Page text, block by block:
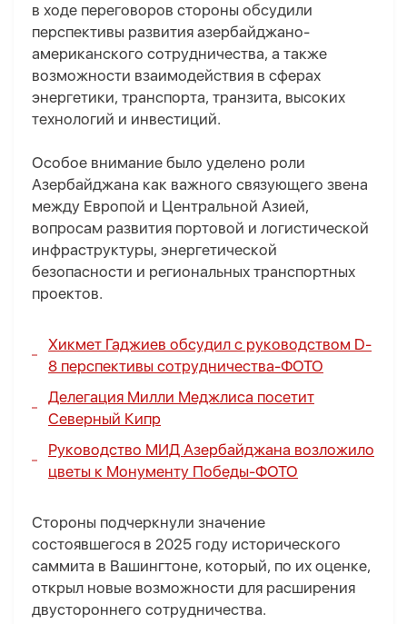
в ходе переговоров стороны обсудили
перспективы развития азербайджано-
американского сотрудничества, а также
возможности взаимодействия в сферах
энергетики, транспорта, транзита, высоких
технологий и инвестиций.
Особое внимание было уделено роли
Азербайджана как важного связующего звена
между Европой и Центральной Азией,
вопросам развития портовой и логистической
инфраструктуры, энергетической
безопасности и региональных транспортных
проектов.
Хикмет Гаджиев обсудил с руководством D-
8 перспективы сотрудничества-ФОТО
Делегация Милли Меджлиса посетит
Северный Кипр
Руководство МИД Азербайджана возложило
цветы к Монументу Победы-ФОТО
Стороны подчеркнули значение
состоявшегося в 2025 году исторического
саммита в Вашингтоне, который, по их оценке,
открыл новые возможности для расширения
двустороннего сотрудничества.